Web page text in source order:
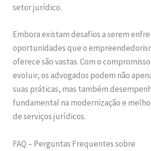
setor jurídico.
Embora existam desafios a serem
oportunidades que o
oferece são vastas. Com o
evoluir, os advogados podem não
suas práticas, mas também
fundamental na modernização e
de serviços jurídicos.
FAQ – Perguntas Frequentes sobre